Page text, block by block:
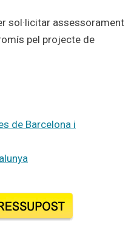
sol·licitar assessorament
pel projecte de
de Barcelona i